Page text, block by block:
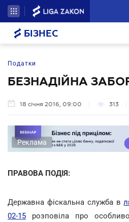
БІЗНЕС
Податки
БЕЗНАДІЙНА
18 січня 2016, 09:00 313
Реклама
ПРАВОВА ПОДІЯ:
Державна фіскальна служба в
02-15 розповіла про